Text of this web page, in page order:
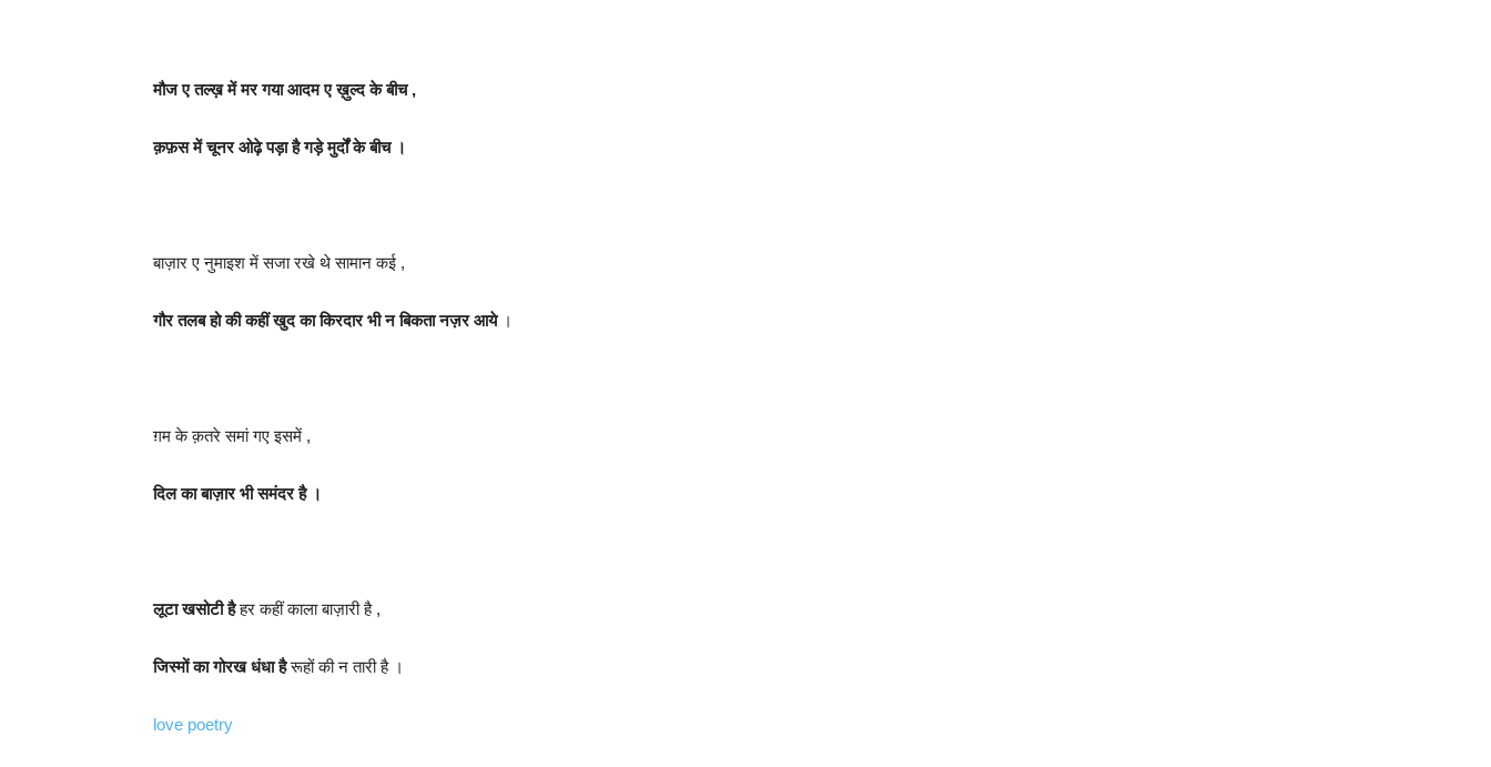
मौज ए तल्ख़ में मर गया आदम ए ख़ुल्द के बीच ,
क़फ़स में चूनर ओढ़े पड़ा है गड़े मुर्दों के बीच ।
बाज़ार ए नुमाइश में सजा रखे थे सामान कई ,
गौर तलब हो की कहीं खुद का किरदार भी न बिकता नज़र आये।
ग़म के क़तरे समां गए इसमें ,
दिल का बाज़ार भी समंदर है ।
लूटा खसोटी हैहर कहीं काला बाज़ारी है ,
जिस्मों का गोरख धंधा हैरूहों की न तारी है ।
love poetry